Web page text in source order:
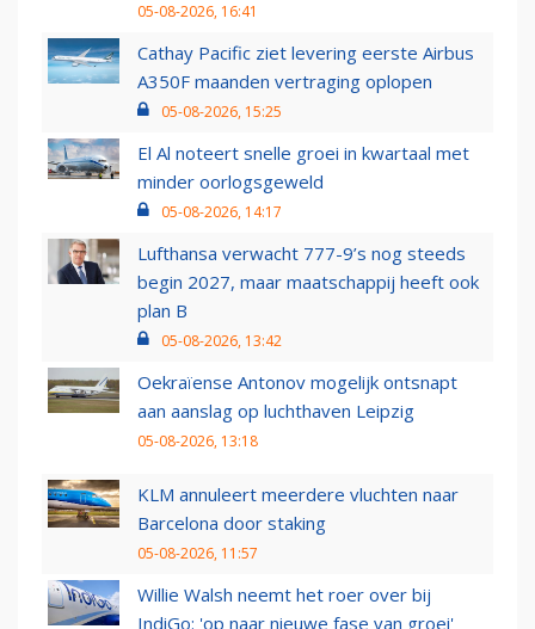
05-08-2026, 16:41
Cathay Pacific ziet levering eerste Airbus
A350F maanden vertraging oplopen
05-08-2026, 15:25
El Al noteert snelle groei in kwartaal met
minder oorlogsgeweld
05-08-2026, 14:17
Lufthansa verwacht 777-9’s nog steeds
begin 2027, maar maatschappij heeft ook
plan B
05-08-2026, 13:42
Oekraïense Antonov mogelijk ontsnapt
aan aanslag op luchthaven Leipzig
05-08-2026, 13:18
KLM annuleert meerdere vluchten naar
Barcelona door staking
05-08-2026, 11:57
Willie Walsh neemt het roer over bij
IndiGo: 'op naar nieuwe fase van groei'